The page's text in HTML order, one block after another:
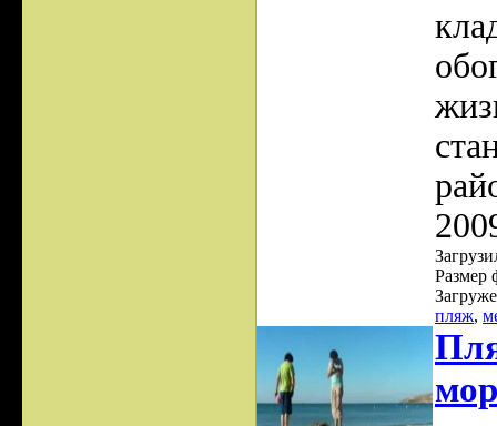
Размер
пляж,